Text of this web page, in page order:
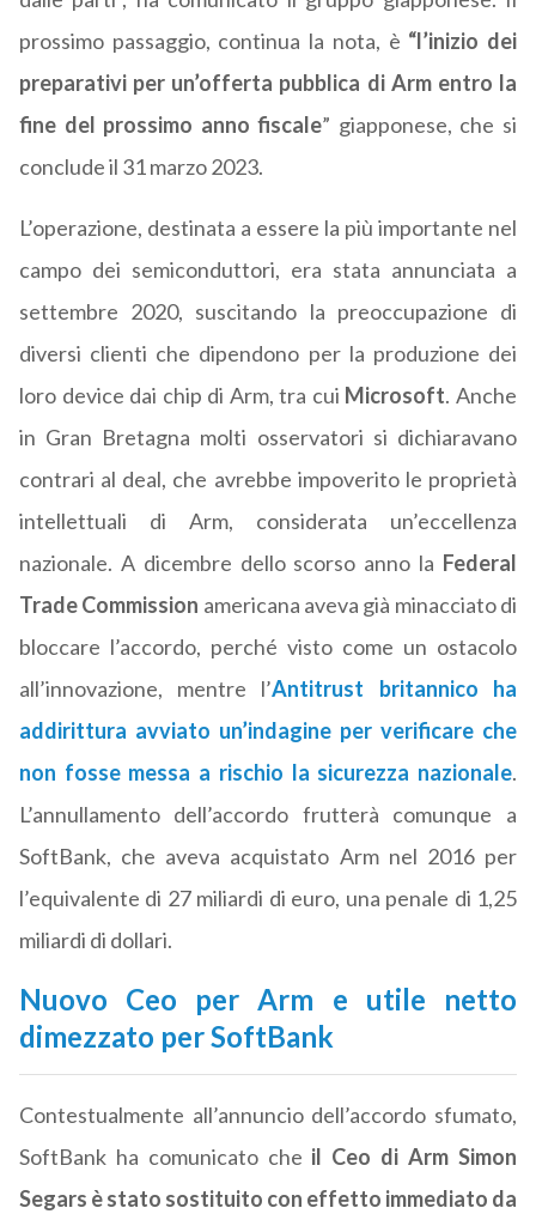
prossimo passaggio, continua la nota, è “l’inizio dei
preparativi per un’offerta pubblica di Arm entro la
fine del prossimo anno fiscale” giapponese, che si
conclude il 31 marzo 2023.
L’operazione, destinata a essere la più importante nel
campo dei semiconduttori, era stata annunciata a
settembre 2020, suscitando la preoccupazione di
diversi clienti che dipendono per la produzione dei
loro device dai chip di Arm, tra cui Microsoft. Anche
in Gran Bretagna molti osservatori si dichiaravano
contrari al deal, che avrebbe impoverito le proprietà
intellettuali di Arm, considerata un’eccellenza
nazionale. A dicembre dello scorso anno la Federal
Trade Commission americana aveva già minacciato di
bloccare l’accordo, perché visto come un ostacolo
all’innovazione, mentre l’Antitrust britannico ha
addirittura avviato un’indagine per verificare che
non fosse messa a rischio la sicurezza nazionale.
L’annullamento dell’accordo frutterà comunque a
SoftBank, che aveva acquistato Arm nel 2016 per
l’equivalente di 27 miliardi di euro, una penale di 1,25
miliardi di dollari.
Nuovo Ceo per Arm e utile netto
dimezzato per SoftBank
Contestualmente all’annuncio dell’accordo sfumato,
SoftBank ha comunicato che il Ceo di Arm Simon
Segars è stato sostituito con effetto immediato da